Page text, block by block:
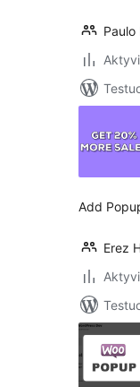
Paulo
Add
Erez